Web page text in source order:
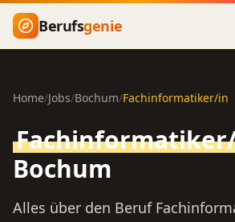
Zum Hauptinhalt springen
Berufsgenie
Home/Jobs/Bochum/Fachinformatiker/in
Bochum
Alles über den Beruf